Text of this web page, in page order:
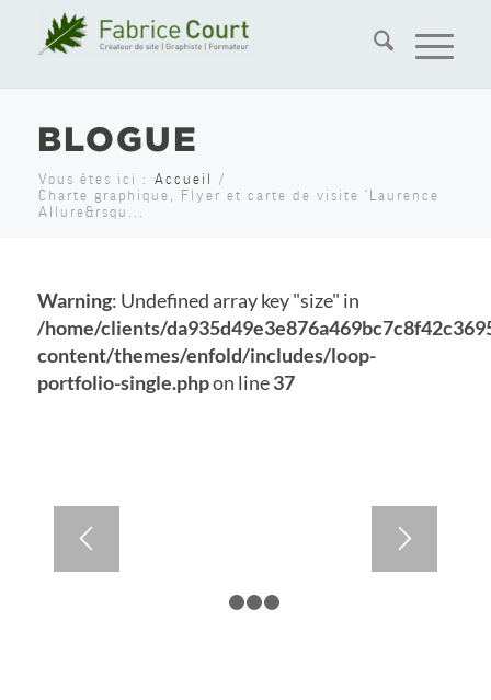
BLOGUE
Vous êtes ici : Accueil /
Charte graphique, Flyer et carte de visite ‘Laurence
Allure&rsqu...
Warning: Undefined array key "size" in
/home/clients/
content/themes/enfold/includes/loop-
portfolio-single.phpon line37